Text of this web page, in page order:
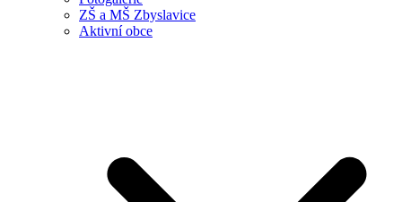
ZŠ a MŠ Zbyslavice
Aktivní obce